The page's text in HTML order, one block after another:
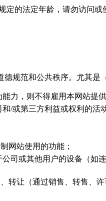
的法定年龄，请勿访问
规范和公共秩序。尤其是
力，则不得雇用本网站提供
/或第三方利益或权利的活
网站使用的功能；
司或其他用户的设备（如
让（通过销售、转售、